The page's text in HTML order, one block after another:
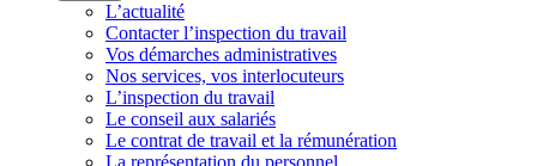
L’actualité
Contacter l’inspection du travail
Vos démarches administratives
Nos services, vos interlocuteurs
L’inspection du travail
Le conseil aux salariés
Le contrat de travail et la rémunération
La représentation du personnel